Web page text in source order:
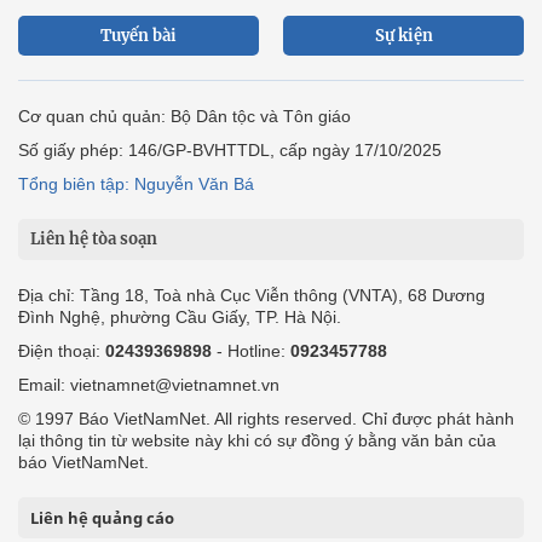
Tuyến bài Sự kiện
Cơ quan chủ quản: Bộ Dân tộc và Tôn giáo
Số giấy phép: 146/GP-BVHTTDL, cấp ngày 17/10/2025
Tổng biên tập: Nguyễn Văn Bá
Liên hệ tòa soạn
Địa chỉ: Tầng 18, Toà nhà Cục Viễn thông (VNTA), 68 Dương
Đình Nghệ, phường Cầu Giấy, TP. Hà Nội.
Điện thoại: 02439369898 - Hotline: 0923457788
Email: vietnamnet@vietnamnet.vn
© 1997 Báo VietNamNet. All rights reserved. Chỉ được phát hành
lại thông tin từ website này khi có sự đồng ý bằng văn bản của
báo VietNamNet.
Liên hệ quảng cáo